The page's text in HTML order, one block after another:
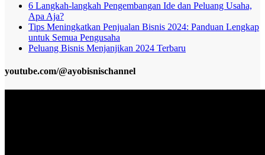
6 Langkah-langkah Pengembangan Ide dan Peluang Usaha,
Apa Aja?
Tips Meningkatkan Penjualan Bisnis 2024: Panduan Lengkap
untuk Semua Pengusaha
Peluang Bisnis Menjanjikan 2024 Terbaru
youtube.com/@ayobisnischannel